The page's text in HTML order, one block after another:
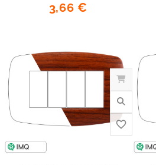
favorite_border
3,66 €